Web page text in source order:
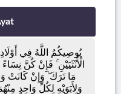
يُوصِيكُمُ اللَّهُ فِي
الْأُنْثَيَيْنِ ۚ فَإِنْ كُنَّ
مَا تَرَكَ ۖ وَإِنْ كَانَتْ
وَلِأَبَوَيْهِ لِكُلِّ وَاحِدٍ